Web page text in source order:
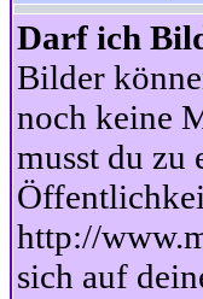
Darf ich
Bilder
noch keine
musst du zu
http://
sich auf